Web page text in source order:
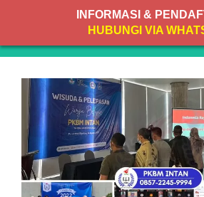
content
INFORMASI &
HUBUNGI VIA